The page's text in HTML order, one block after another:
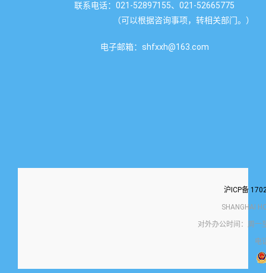
联系电话：021-52897155、021-52665775
（可以根据咨询事项，转相关部门。）
电子邮箱：shfxxh@163.com
沪ICP备
SHANGHAI
对外办公时间：周
电